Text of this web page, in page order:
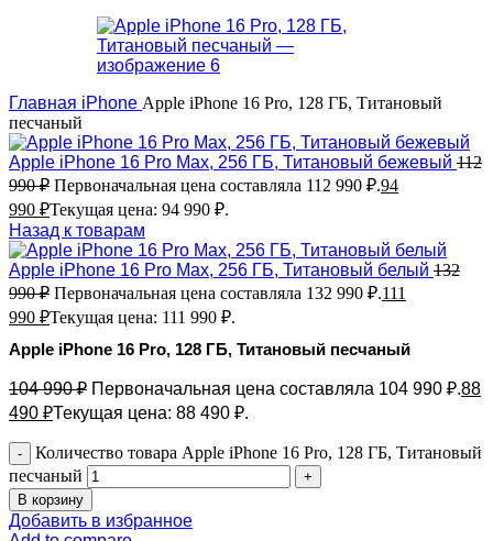
Главная iPhone Apple iPhone 16 Pro, 128 ГБ, Титановый
песчаный
Apple iPhone 16 Pro Max, 256 ГБ, Титановый бежевый 112
990₽ Первоначальная цена составляла 112 990 ₽.94
990 ₽Текущая цена: 94 990 ₽.
Назад к товарам
Apple iPhone 16 Pro Max, 256 ГБ, Титановый белый 132
990₽ Первоначальная цена составляла 132 990 ₽.111
990 ₽Текущая цена: 111 990 ₽.
Apple iPhone 16 Pro, 128 ГБ, Титановый песчаный
104 990₽ Первоначальная цена составляла 104 990 ₽.88
490 ₽Текущая цена: 88 490 ₽.
Количество товара Apple iPhone 16 Pro, 128 ГБ, Титановый
песчаный
В корзину
Добавить в избранное